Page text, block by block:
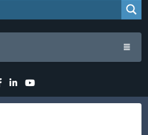
Facebook
LinkedinYouTube